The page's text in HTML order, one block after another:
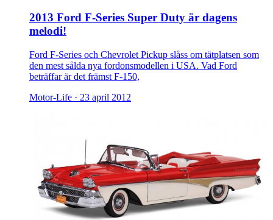
2013 Ford F-Series Super Duty är dagens
melodi!
Ford F-Series och Chevrolet Pickup slåss om tätplatsen som
den mest sålda nya fordonsmodellen i USA. Vad Ford
beträffar är det främst F-150,
Motor-Life · 23 april 2012